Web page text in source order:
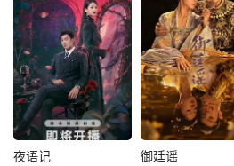
夜语记 御廷谣